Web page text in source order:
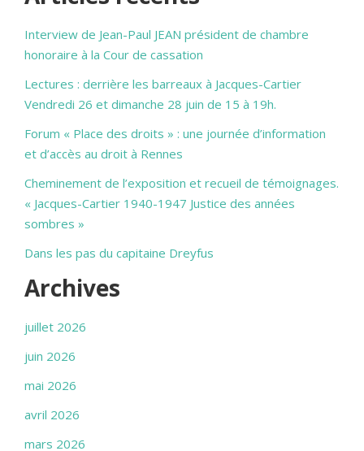
Interview de Jean-Paul JEAN président de chambre
honoraire à la Cour de cassation
Lectures : derrière les barreaux à Jacques-Cartier
Vendredi 26 et dimanche 28 juin de 15 à 19h.
Forum « Place des droits » : une journée d’information
et d’accès au droit à Rennes
Cheminement de l’exposition et recueil de témoignages.
« Jacques-Cartier 1940-1947 Justice des années
sombres »
Dans les pas du capitaine Dreyfus
Archives
juillet 2026
juin 2026
mai 2026
avril 2026
mars 2026